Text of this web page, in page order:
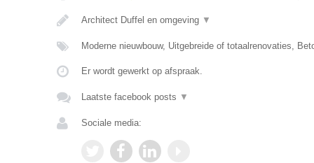
Architect Duffel en omgeving ▼
Moderne nieuwbouw, Uitgebreide of totaalrenovaties,
Er wordt gewerkt op afspraak.
Laatste facebook posts ▼
Sociale media: